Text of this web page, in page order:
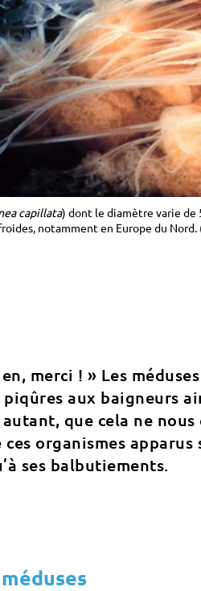
capillata) dont le diamètre varie
notamment en Europe du Nord.
merci ! » Les
aux baigneurs
que cela ne
organismes
ses balbutiements.